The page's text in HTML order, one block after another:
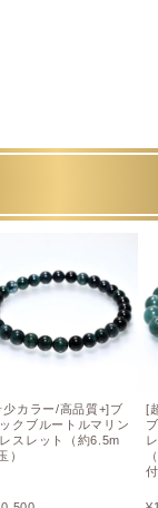
少カラー/高品質+]ブ
クブルートルマリン
スレット（約6.5m
）
[